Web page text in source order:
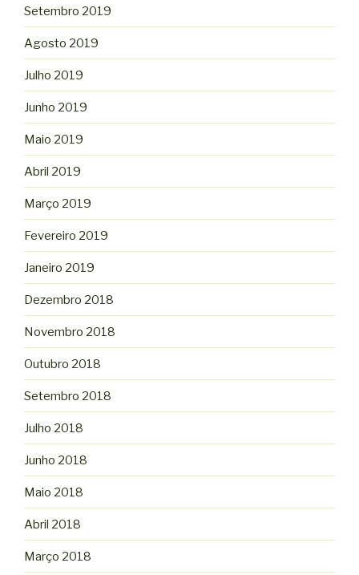
Setembro 2019
Agosto 2019
Julho 2019
Junho 2019
Maio 2019
Abril 2019
Março 2019
Fevereiro 2019
Janeiro 2019
Dezembro 2018
Novembro 2018
Outubro 2018
Setembro 2018
Julho 2018
Junho 2018
Maio 2018
Abril 2018
Março 2018